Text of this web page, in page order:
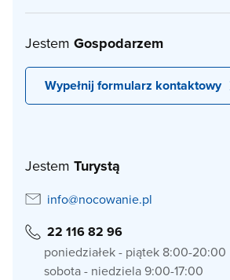
Jestem Gospodarzem
Wypełnij formularz kontaktowy
Jestem Turystą
info@nocowanie.pl
22 116 82 96
poniedziałek - piątek 8:00-20:00
sobota - niedziela 9:00-17:00